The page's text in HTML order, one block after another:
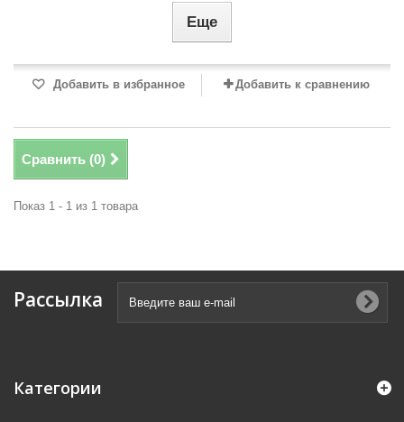
Еще
Добавить в избранное Добавить к сравнению
Сравнить (0)
Показ 1 - 1 из 1 товара
Рассылка
Категории